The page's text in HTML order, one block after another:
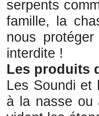
serpents
famille, la
nous
interdite !
Les produits
Les Soundi et
à la nasse ou